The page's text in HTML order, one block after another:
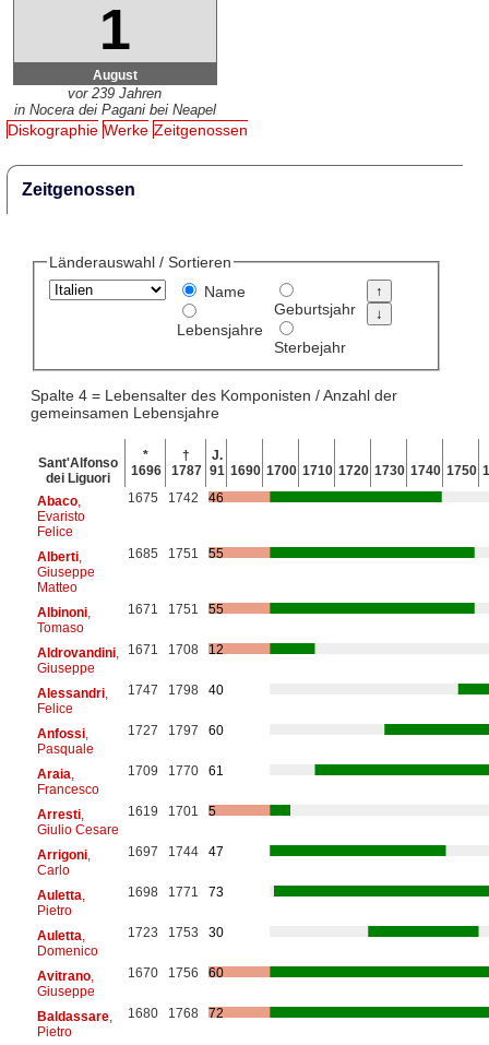
1
August
vor 239 Jahren
in Nocera dei Pagani bei Neapel
Diskographie Werke Zeitgenossen
Zeitgenossen
Länderauswahl / Sortieren
Name
Lebensjahre
Geburtsjahr
Sterbejahr
Spalte 4 = Lebensalter des Komponisten / Anzahl der
gemeinsamen Lebensjahre
Sant'Alfonso
dei Liguori
*
1696
†
1787
J.
91 1690 1700 1710 1720 1730 1740 1750
Abaco,
Evaristo
Felice
1675 1742 46
Alberti,
Giuseppe
Matteo
1685 1751 55
Albinoni,
Tomaso
1671 1751 55
Aldrovandini,
Giuseppe
1671 1708 12
Alessandri,
Felice
1747 1798 40
Anfossi,
Pasquale
1727 1797 60
Araia,
Francesco
1709 1770 61
Arresti,
Giulio Cesare
1619 1701 5
Arrigoni,
Carlo
1697 1744 47
Auletta,
Pietro
1698 1771 73
Auletta,
Domenico
1723 1753 30
Avitrano,
Giuseppe
1670 1756 60
Baldassare,
Pietro
1680 1768 72